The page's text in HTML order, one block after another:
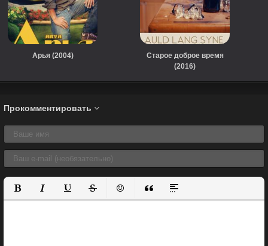
Арья (2004)
Старое доброе время
(2016)
Прокомментировать
Полужирный
КурсивПодчеркнутый
ЗачеркнутыйВставить смайлик
Вставка цитаты
Вставка спойлера